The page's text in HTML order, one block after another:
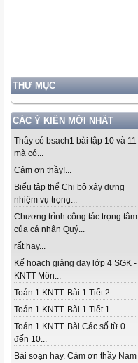
THƯ MỤC
CÁC Ý KIẾN MỚI NHẤT
Thầy có bsach1 bài tập 10 và 11
mà có...
Cảm ơn thầy!...
Biểu tập thể Chi bộ xây dựng
nhiệm vụ trọng...
Chương trình công tác trọng tâm
của cá nhân Quý...
rất hay...
Kế hoạch giảng dạy lớp 4 SGK -
KNTT Môn...
Toán 1 KNTT. Bài 1 Tiết 2....
Toán 1 KNTT. Bài 1 Tiết 1....
Toán 1 KNTT. Bài Các số từ 0
đến 10...
Bài soạn hay. Cảm ơn thầy Nam